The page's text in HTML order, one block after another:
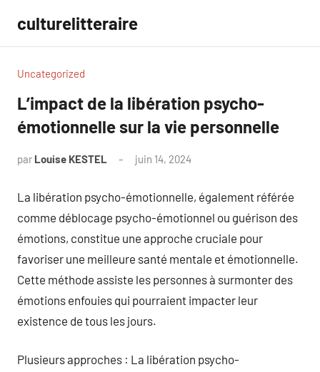
contenu
culturelitteraire
Uncategorized
L’impact de la libération psycho-
émotionnelle sur la vie personnelle
par Louise KESTEL juin 14, 2024
La libération psycho-émotionnelle, également référée
comme déblocage psycho-émotionnel ou guérison des
émotions, constitue une approche cruciale pour
favoriser une meilleure santé mentale et émotionnelle.
Cette méthode assiste les personnes à surmonter des
émotions enfouies qui pourraient impacter leur
existence de tous les jours.
Plusieurs approches : La libération psycho-